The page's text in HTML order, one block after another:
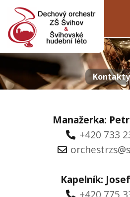
Úvod
Dechový orchestr
Švihovské hudební léto
Kontakty
Manažerka:
+420 733
Kapelník:
+420 775